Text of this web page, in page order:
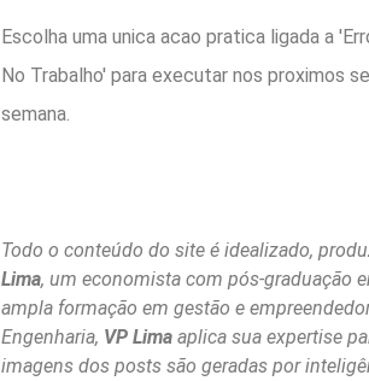
Escolha uma unica acao pratica ligada a
No Trabalho' para executar nos proximos
semana.
Todo o conteúdo do site é idealizado,
Lima, um economista com pós-graduação
ampla formação em gestão e
Engenharia, VP Limaaplica sua expertise
imagens dos posts são geradas por